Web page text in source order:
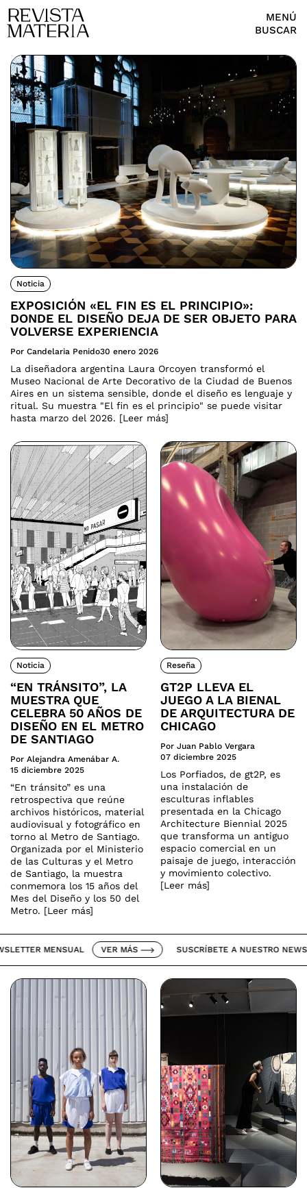
MENÚ
BUSCAR
Noticia
EXPOSICIÓN «EL FIN ES EL PRINCIPIO»:
DONDE EL DISEÑO DEJA DE SER OBJETO PARA
VOLVERSE EXPERIENCIA
Por Candelaria Penido30 enero 2026
La diseñadora argentina Laura Orcoyen transformó el
Museo Nacional de Arte Decorativo de la Ciudad de Buenos
Aires en un sistema sensible, donde el diseño es lenguaje y
ritual. Su muestra "El fin es el principio" se puede visitar
hasta marzo del 2026. [Leer más]
Noticia
“EN TRÁNSITO”, LA
MUESTRA QUE
CELEBRA 50 AÑOS DE
DISEÑO EN EL METRO
DE SANTIAGO
Por Alejandra Amenábar A.
15 diciembre 2025
“En tránsito” es una
retrospectiva que reúne
archivos históricos, material
audiovisual y fotográfico en
torno al Metro de Santiago.
Organizada por el Ministerio
de las Culturas y el Metro
de Santiago, la muestra
conmemora los 15 años del
Mes del Diseño y los 50 del
Metro. [Leer más]
Reseña
GT2P LLEVA EL
JUEGO A LA BIENAL
DE ARQUITECTURA DE
CHICAGO
Por Juan Pablo Vergara
07 diciembre 2025
Los Porfiados, de gt2P, es
una instalación de
esculturas inflables
presentada en la Chicago
Architecture Biennial 2025
que transforma un antiguo
espacio comercial en un
paisaje de juego, interacción
y movimiento colectivo.
[Leer más]
MENSUAL VER MÁS SUSCRÍBETE A NUESTRO